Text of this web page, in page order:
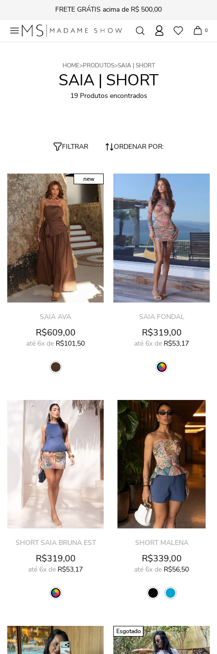
FRETE GRÁTIS acima de R$ 500,00
0
HOME>PRODUTOS>SAIA | SHORT
SAIA | SHORT
19 Produtos encontrados
FILTRAR ORDENAR POR:
new
SAIA AVA
R$609,00
até 6x de R$101,50
SAIA FONDAL
R$319,00
até 6x de R$53,17
SHORT SAIA BRUNA EST
R$319,00
até 6x de R$53,17
SHORT MALENA
R$339,00
até 6x de R$56,50
Esgotado